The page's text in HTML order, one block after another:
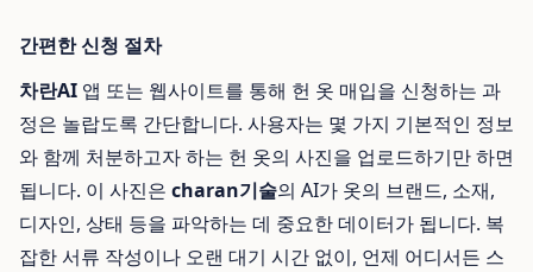
간편한 신청 절차
차란AI 앱 또는 웹사이트를 통해 헌 옷 매입을 신청하는 과
정은 놀랍도록 간단합니다. 사용자는 몇 가지 기본적인 정보
와 함께 처분하고자 하는 헌 옷의 사진을 업로드하기만 하면
됩니다. 이 사진은 charan기술의 AI가 옷의 브랜드, 소재,
디자인, 상태 등을 파악하는 데 중요한 데이터가 됩니다. 복
잡한 서류 작성이나 오랜 대기 시간 없이, 언제 어디서든 스